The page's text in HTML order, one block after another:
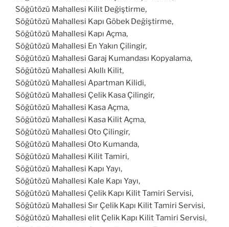
Söğütözü Mahallesi Kilit Değiştirme,
Söğütözü Mahallesi Kapı Göbek Değiştirme,
Söğütözü Mahallesi Kapı Açma,
Söğütözü Mahallesi En Yakın Çilingir,
Söğütözü Mahallesi Garaj Kumandası Kopyalama,
Söğütözü Mahallesi Akıllı Kilit,
Söğütözü Mahallesi Apartman Kilidi,
Söğütözü Mahallesi Çelik Kasa Çilingir,
Söğütözü Mahallesi Kasa Açma,
Söğütözü Mahallesi Kasa Kilit Açma,
Söğütözü Mahallesi Oto Çilingir,
Söğütözü Mahallesi Oto Kumanda,
Söğütözü Mahallesi Kilit Tamiri,
Söğütözü Mahallesi Kapı Yayı,
Söğütözü Mahallesi Kale Kapı Yayı,
Söğütözü Mahallesi Çelik Kapı Kilit Tamiri Servisi,
Söğütözü Mahallesi Sır Çelik Kapı Kilit Tamiri Servisi,
Söğütözü Mahallesi elit Çelik Kapı Kilit Tamiri Servisi,